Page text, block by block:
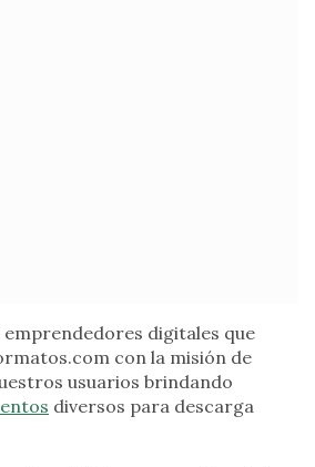
emprendedores digitales que
con la misión de
usuarios brindando
diversos para descarga